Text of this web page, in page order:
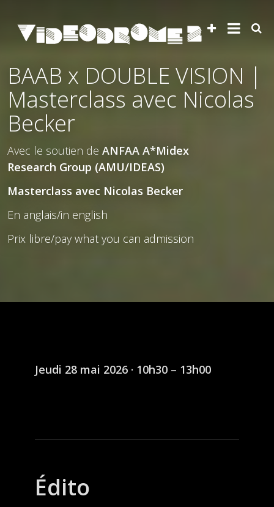
BAAB x DOUBLE VISION |
Masterclass avec Nicolas
Becker
Avec le soutien de ANFAA A*Midex
Research Group (AMU/IDEAS)
Masterclass avec Nicolas Becker
En anglais/in english
Prix libre/pay what you can admission
Jeudi 28 mai 2026 · 10h30 – 13h00
Édito